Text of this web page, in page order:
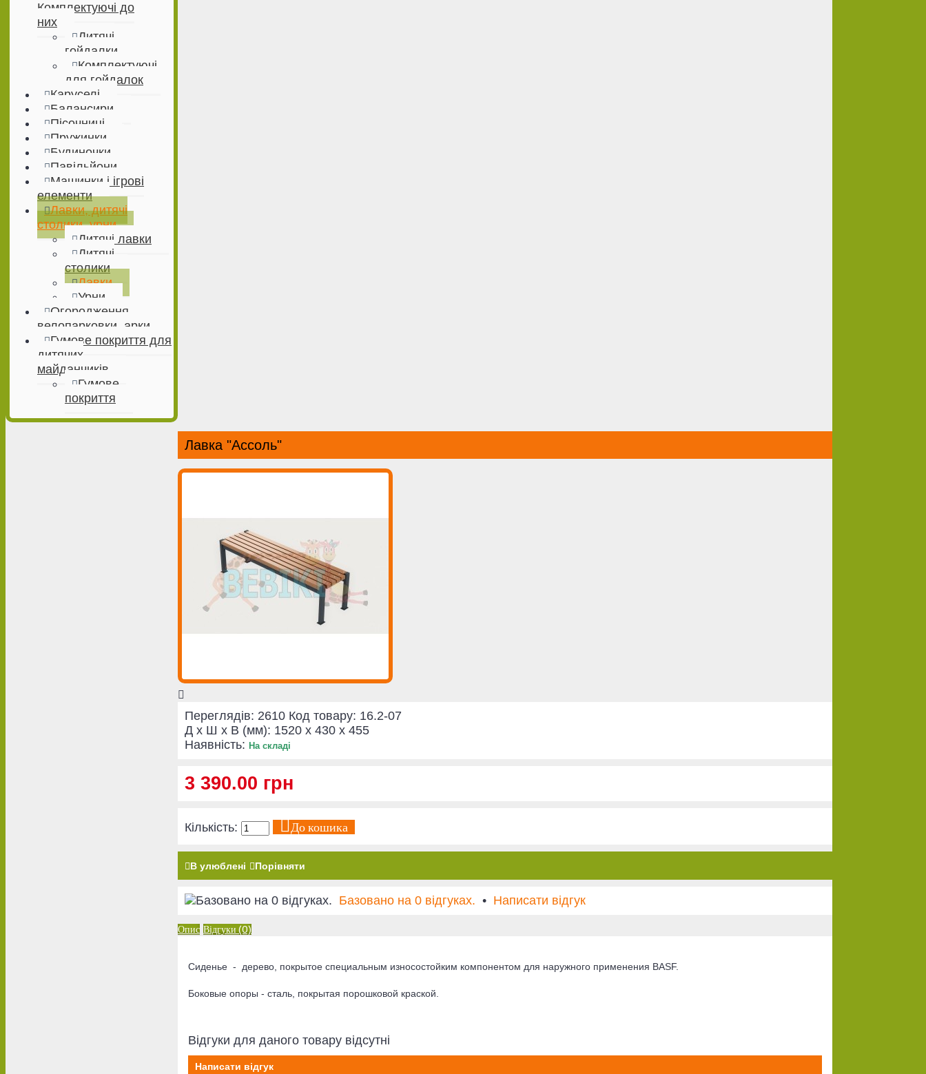
Комплектуючі до
них
Дитячі
гойдалки
Комплектуючі
для гойдалок
Каруселі
Балансири
Пісочниці
Пружинки
Будиночки
Павільйони
Машинки і ігрові
елементи
Лавки, дитячі
столики, урни
Дитячі лавки
Дитячі
столики
Лавки
Урни
Огородження,
велопарковки, арки
Гумове покриття для
дитячих
майданчиків
Гумове
покриття
Лавка "Ассоль"
Переглядів: 2610 Код товару: 16.2-07
Д x Ш x В (мм): 1520 x 430 x 455
Наявність: На складі
3 390.00 грн
Кількість: До кошика
В улюблені Порівняти
Базовано на 0 відгуках. • Написати відгук
Опис Відгуки (0)
Сиденье - дерево, покрытое специальным износостойким компонентом для наружного применения BASF.
Боковые опоры - сталь, покрытая порошковой краской.
Відгуки для даного товару відсутні
Написати відгук